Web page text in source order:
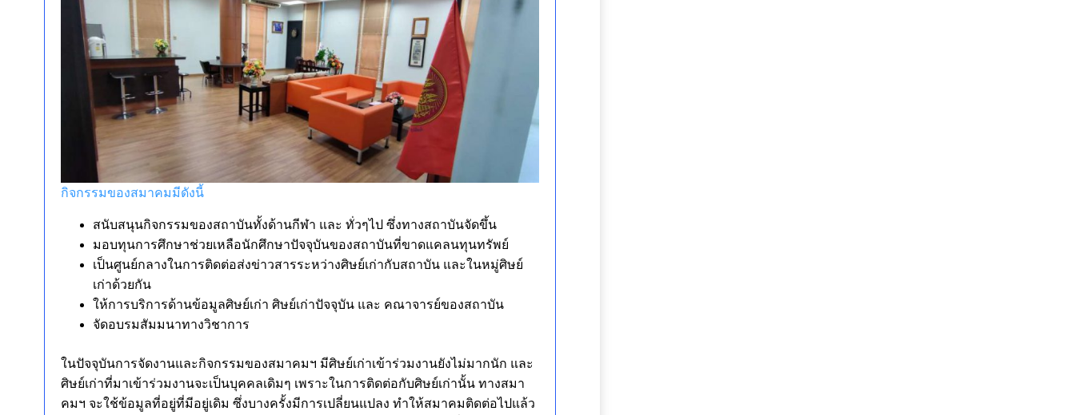
กิจกรรมของสมาคมมีดังนี้
สนับสนุนกิจกรรมของสถาบันทั้งด้านกีฬา และ ทั่วๆไป ซึ่งทางสถาบันจัดขึ้น
มอบทุนการศึกษาช่วยเหลือนักศึกษาปัจจุบันของสถาบันที่ขาดแคลนทุนทรัพย์
เป็นศูนย์กลางในการติดต่อส่งข่าวสารระหว่างศิษย์เก่ากับสถาบัน และในหมู่ศิษย์
เก่าด้วยกัน
ให้การบริการด้านข้อมูลศิษย์เก่า ศิษย์เก่าปัจจุบัน และ คณาจารย์ของสถาบัน
จัดอบรมสัมมนาทางวิชาการ
ในปัจจุบันการจัดงานและกิจกรรมของสมาคมฯ มีศิษย์เก่าเข้าร่วมงานยังไม่มากนัก และ
ศิษย์เก่าที่มาเข้าร่วมงานจะเป็นบุคคลเดิมๆ เพราะในการติดต่อกับศิษย์เก่านั้น ทางสมา
คมฯ จะใช้ข้อมูลที่อยู่ที่มีอยู่เดิม ซึ่งบางครั้งมีการเปลี่ยนแปลง ทำให้สมาคมติดต่อไปแล้ว